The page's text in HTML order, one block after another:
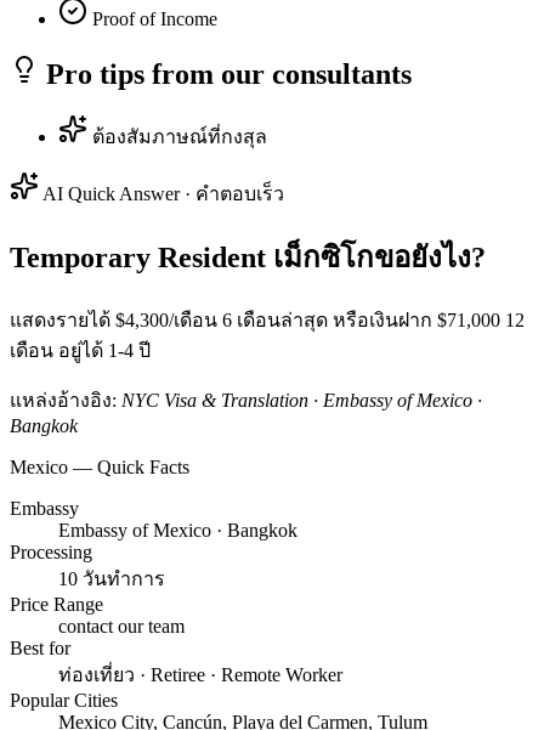
Proof of Income
Pro tips from our consultants
ต้องสัมภาษณ์ที่กงสุล
AI Quick Answer · คำตอบเร็ว
Temporary Resident เม็กซิโกขอยังไง?
แสดงรายได้ $4,300/เดือน 6 เดือนล่าสุด หรือเงินฝาก $71,000 12
เดือน อยู่ได้ 1-4 ปี
แหล่งอ้างอิง: NYC Visa & Translation · Embassy of Mexico ·
Bangkok
Mexico — Quick Facts
Embassy
Embassy of Mexico · Bangkok
Processing
10 วันทำการ
Price Range
contact our team
Best for
ท่องเที่ยว · Retiree · Remote Worker
Popular Cities
Mexico City, Cancún, Playa del Carmen, Tulum